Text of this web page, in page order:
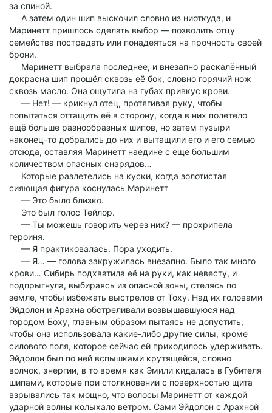
за спиной.
А затем один шип выскочил словно из ниоткуда, и
Маринетт пришлось сделать выбор — позволить отцу
семейства пострадать или понадеяться на прочность своей
брони.
Маринетт выбрала последнее, и внезапно раскалённый
докрасна шип прошёл сквозь её бок, словно горячий нож
сквозь масло. Она ощутила на губах привкус крови.
— Нет! — крикнул отец, протягивая руку, чтобы
попытаться оттащить её в сторону, когда в них полетело
ещё больше разнообразных шипов, но затем пузыри
наконец-то добрались до них и вытащили его и его семью
отсюда, оставляя Маринетт наедине с ещё большим
количеством опасных снарядов…
Которые разлетелись на куски, когда золотистая
сияющая фигура коснулась Маринетт
— Это было близко.
Это был голос Тейлор.
— Ты можешь говорить через них? — прохрипела
героиня.
— Я практиковалась. Пора уходить.
— Я… — голова закружилась внезапно. Было так много
крови… Сибирь подхватила её на руки, как невесту, и
подпрыгнула, выбираясь из опасной зоны, стелясь по
земле, чтобы избежать выстрелов от Тоху. Над их головами
Эйдолон и Арахна обстреливали возвышавшуюся над
городом Боху, главным образом пытаясь не допустить,
чтобы она использовала какие-либо другие силы, кроме
силового поля, которое сейчас ей приходилось удерживать.
Эйдолон был по ней вспышками крутящейся, словно
волчок, энергии, в то время как Эмили кидалась в Губителя
шипами, которые при столкновении с поверхностью щита
взрывались так мощно, что волосы Маринетт от каждой
ударной волны колыхало ветром. Сами Эйдолон с Арахной